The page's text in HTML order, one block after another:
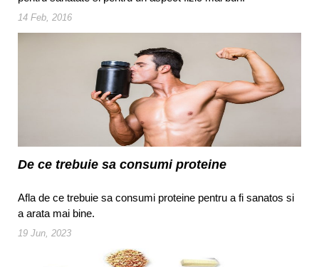
14 Feb, 2016
De ce trebuie sa consumi proteine
Afla de ce trebuie sa consumi proteine pentru a fi sanatos si
a arata mai bine.
19 Jun, 2023